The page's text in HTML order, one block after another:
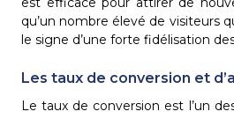
qu’un nombre élevé de visiteurs
le signe d’une forte fidélisation
Les taux de conversion et
Le taux de conversion est l’un